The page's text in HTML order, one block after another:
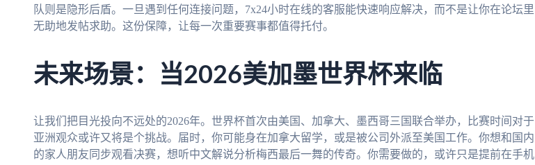
队则是隐形后盾。一旦遇到任何连接问题，7x24小时在线的客服能快速响应解决，而不是让你在论坛里
无助地发帖求助。这份保障，让每一次重要赛事都值得托付。
未来场景：当2026美加墨世界杯来临
让我们把目光投向不远处的2026年。世界杯首次由美国、加拿大、墨西哥三国联合举办，比赛时间对于
亚洲观众或许又将是个挑战。届时，你可能身在加拿大留学，或是被公司外派至美国工作。你想和国内
的家人朋友同步观看决赛，想听中文解说分析梅西最后一舞的传奇。你需要做的，或许只是提前在手机